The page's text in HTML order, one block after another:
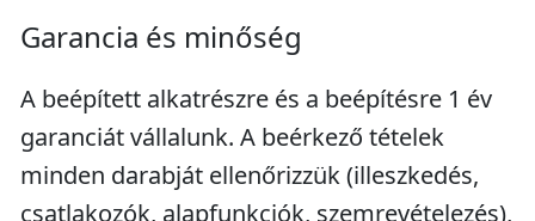
Garancia és minőség
A beépített alkatrészre és a beépítésre 1 év
garanciát vállalunk. A beérkező tételek
minden darabját ellenőrizzük (illeszkedés,
csatlakozók, alapfunkciók, szemrevételezés),